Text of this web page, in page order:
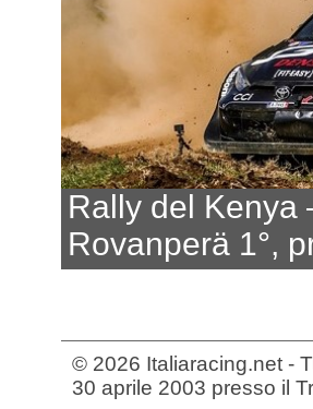
Rally del Kenya
Rovanperä 1°,
© 2026 Italiaracing.net -
30 aprile 2003 presso il